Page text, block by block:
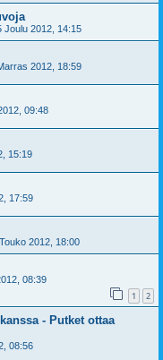
Joulu 2012, 14:15
2012, 18:59
09:48
15:19
17:59
2012, 18:00
08:39
1 2
- Putket ottaa
08:56